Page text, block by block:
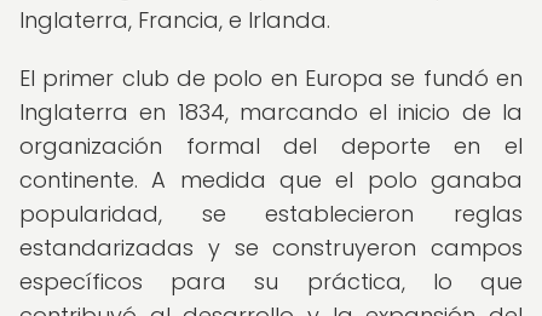
Inglaterra, Francia, e Irlanda.
El primer club de polo en Europa se fundó en
Inglaterra en 1834, marcando el inicio de la
organización formal del deporte en el
continente. A medida que el polo ganaba
popularidad, se establecieron reglas
estandarizadas y se construyeron campos
específicos para su práctica, lo que